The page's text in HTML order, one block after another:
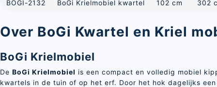
BOGI-2132 BoGi Krielmobiel kwartel 102 cm 302
Over BoGi Kwartel en Kriel
BoGi Krielmobiel
De BoGi Krielmobiel is een compact en volledig mobiel
kwartels in de tuin of op het erf. Door het hok dagelijks